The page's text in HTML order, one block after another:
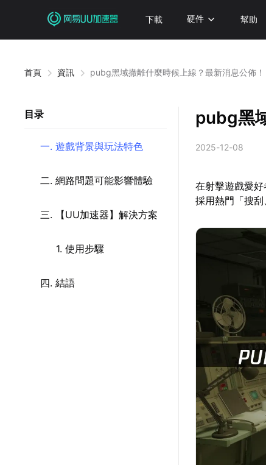
下載 硬件 幫助
首頁 資訊 pubg黑域撤離什麼時候上線？最新消息公佈！
目录
一. 遊戲背景與玩法特色
二. 網路問題可能影響體驗
三. 【UU加速器】解決方案
1. 使用步驟
四. 結語
pubg黑
2025-12-08
在射擊遊戲愛
採用熱門「搜